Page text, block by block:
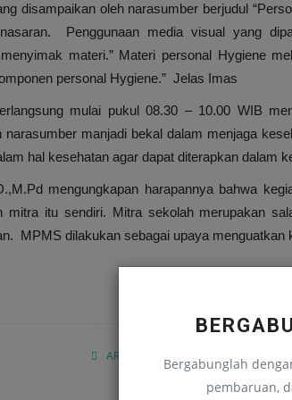
Bergabunglah
pembaruan,
disampaikan oleh narasumber berjudul
Penggunaan media visual yang
materi.” Materi personal Hygiene
personal Hygiene.” Jelas Imas
mulai pukul 08.30 – 10.00 WIB
narasumber manjadi bekal dalam menjaga
hal kesehatan agar dapat diterapkan dalam
mengungkapan harapannya bahwa
mitra itu sendiri. Mitra sekolah merupakan
MPMS dilakukan sebagai upaya menguatkan
ARTIKEL SEBELUMNYA
Pantun Murid
Abi
Surat Al-Kautsar